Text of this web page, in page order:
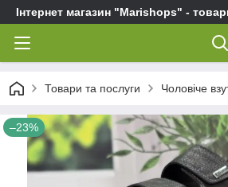
Інтернет магазин "Marishops" -
Товари та послуги Чоловіче
–23%